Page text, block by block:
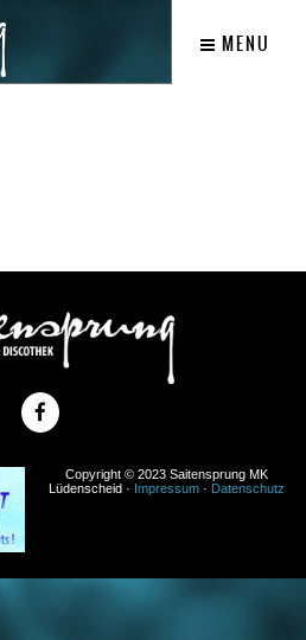
MENU
Copyright © 2023 Saitensprung MK
Lüdenscheid · Impressum· Datenschutz